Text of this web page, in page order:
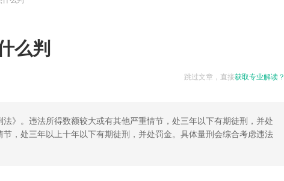
么判
跳过文章，直接获取专业解读？
》。违法所得数额较大或有其他严重情节，处三年以下有期徒刑，并处
，处三年以上十年以下有期徒刑，并处罚金。具体量刑会综合考虑违法